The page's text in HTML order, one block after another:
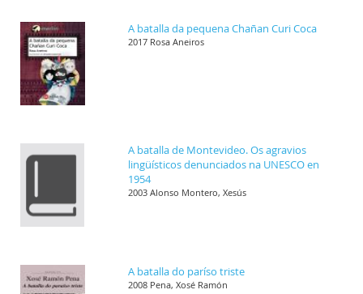
A batalla da pequena Chañan Curi Coca
2017 Rosa Aneiros
A batalla de Montevideo. Os agravios
lingüísticos denunciados na UNESCO en
1954
2003 Alonso Montero, Xesús
A batalla do paríso triste
2008 Pena, Xosé Ramón